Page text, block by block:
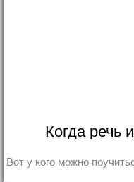
Когда речь
Вот у кого можно